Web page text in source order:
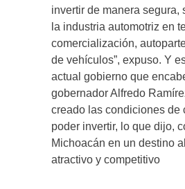
invertir de manera segura,
la industria automotriz en
comercialización,
de vehículos”, expuso. Y
actual gobierno que
gobernador Alfredo
creado las condiciones de
poder invertir, lo que dijo,
Michoacán en un destino
atractivo y competitivo